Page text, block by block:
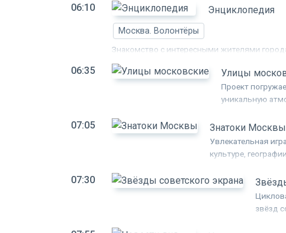
06:10 Энциклопедия
Москва. Волонтёры
Знакомство с интересными жителями
06:35 Улицы
Проект
уникальную
местным
зрители
город хранит
07:05 Знатоки Москвы
Увлекательная
культуре,
07:30
звёзд